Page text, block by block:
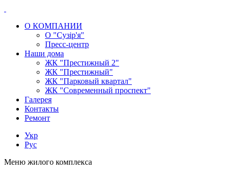
О КОМПАНИИ
О "Сузір'я"
Пресс-центр
Наши дома
ЖК "Престижный 2"
ЖК "Престижный"
ЖК "Парковый квартал"
ЖК "Современный проспект"
Галерея
Контакты
Ремонт
Укр
Рус
Меню жилого комплекса